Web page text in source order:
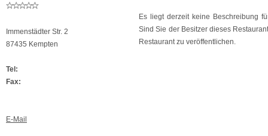
Immenstädter Str. 2
87435 Kempten
Tel:
Fax:
E-Mail
Es liegt derzeit keine Beschreibung
Sind Sie der Besitzer dieses
Restaurant zu veröffentlichen.